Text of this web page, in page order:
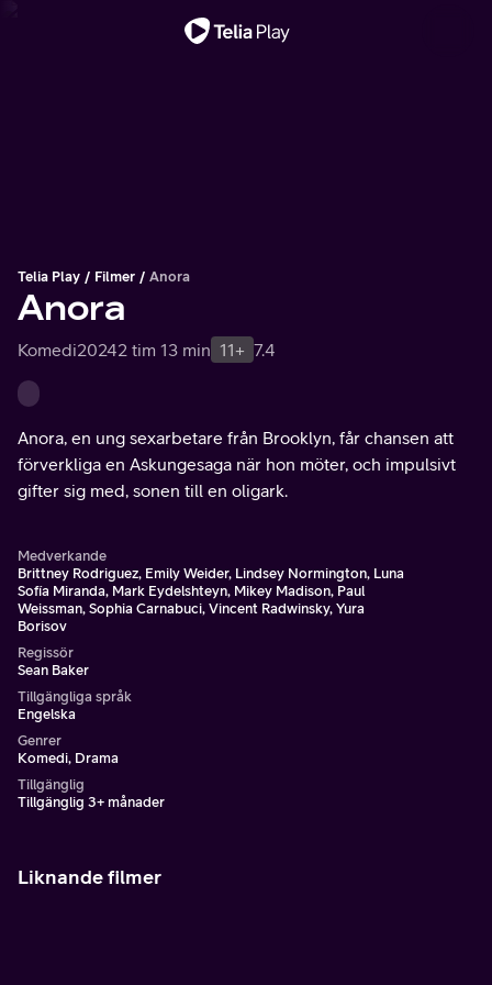
Telia Play Filmer Anora
Anora
Komedi20242 tim 13 min 11+ 7.4
Anora, en ung sexarbetare från Brooklyn, får chansen att
förverkliga en Askungesaga när hon möter, och impulsivt
gifter sig med, sonen till en oligark.
Medverkande
Brittney Rodriguez, Emily Weider, Lindsey Normington, Luna
Sofía Miranda, Mark Eydelshteyn, Mikey Madison, Paul
Weissman, Sophia Carnabuci, Vincent Radwinsky, Yura
Borisov
Regissör
Sean Baker
Tillgängliga språk
Engelska
Genrer
Komedi, Drama
Tillgänglig
Tillgänglig 3+ månader
Liknande filmer